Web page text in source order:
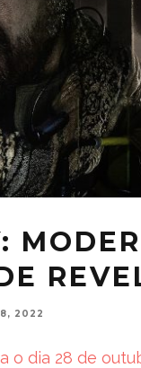
2022
o dia 28 de